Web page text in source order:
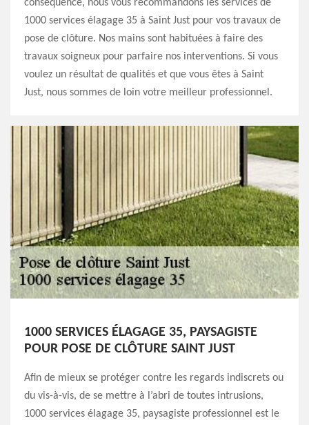
conséquence, nous vous recommandons les services de
1000 services élagage 35 à Saint Just pour vos travaux de
pose de clôture. Nos mains sont habituées à faire des
travaux soigneux pour parfaire nos interventions. Si vous
voulez un résultat de qualités et que vous êtes à Saint
Just, nous sommes de loin votre meilleur professionnel.
1000 SERVICES ÉLAGAGE 35, PAYSAGISTE
POUR POSE DE CLÔTURE SAINT JUST
Afin de mieux se protéger contre les regards indiscrets ou
du vis-à-vis, de se mettre à l’abri de toutes intrusions,
1000 services élagage 35, paysagiste professionnel est le